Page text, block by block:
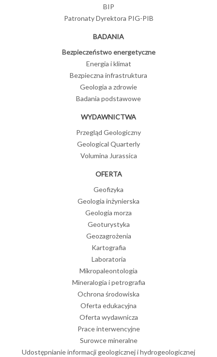
BIP
Patronaty Dyrektora PIG-PIB
BADANIA
Bezpieczeństwo energetyczne
Energia i klimat
Bezpieczna infrastruktura
Geologia a zdrowie
Badania podstawowe
WYDAWNICTWA
Przegląd Geologiczny
Geological Quarterly
Volumina Jurassica
OFERTA
Geofizyka
Geologia inżynierska
Geologia morza
Geoturystyka
Geozagrożenia
Kartografia
Laboratoria
Mikropaleontologia
Mineralogia i petrografia
Ochrona środowiska
Oferta edukacyjna
Oferta wydawnicza
Prace interwencyjne
Surowce mineralne
Udostępnianie informacji geologicznej i hydrogeologicznej